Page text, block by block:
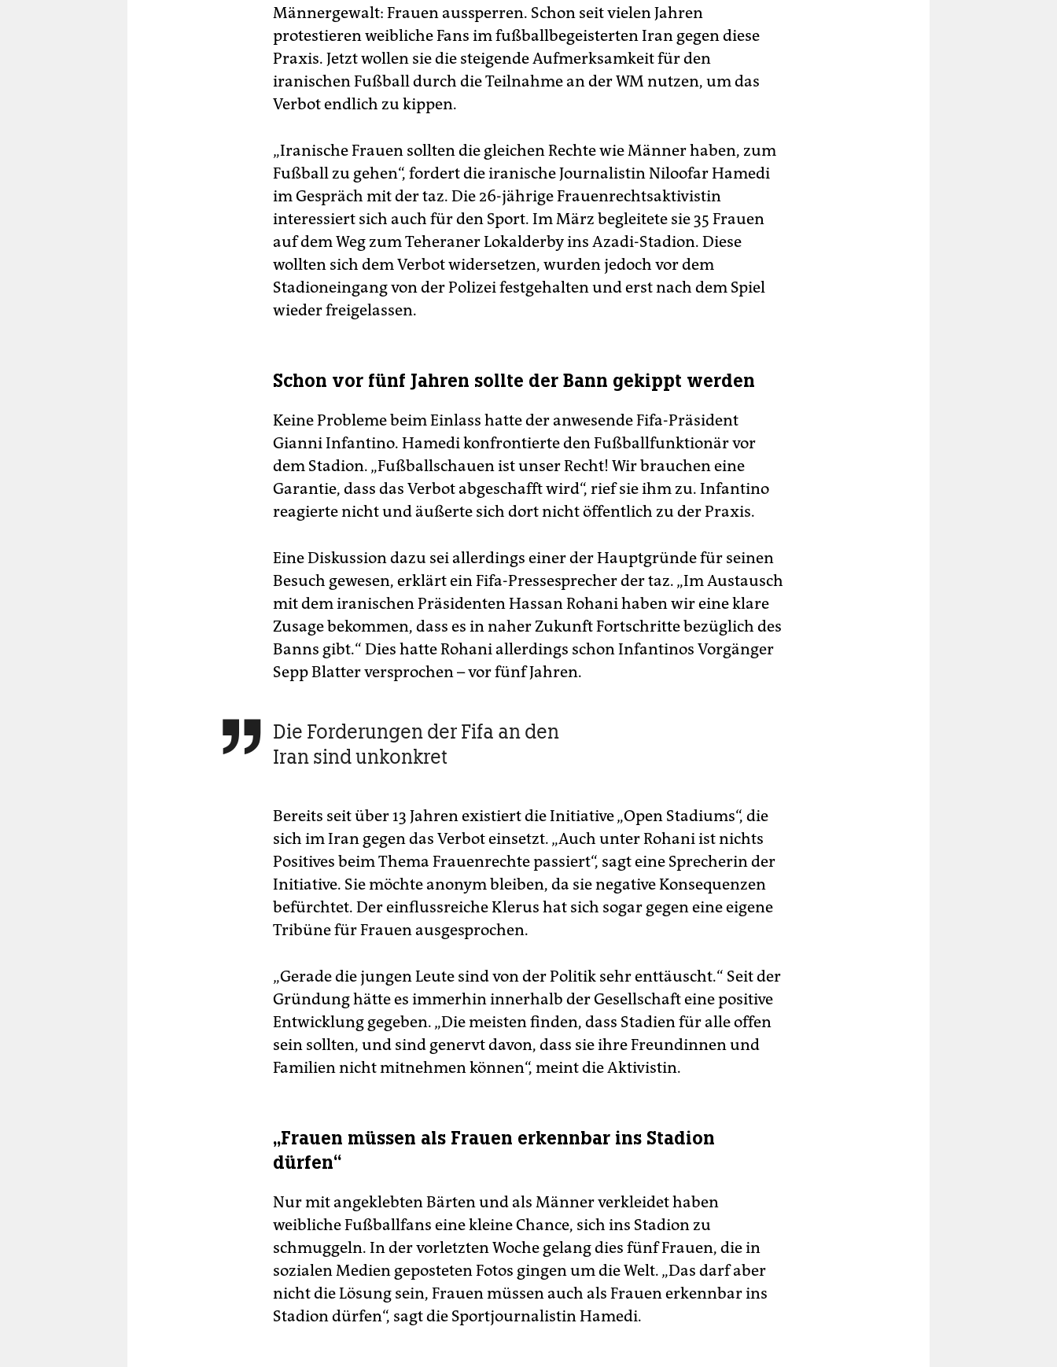
Männergewalt: Frauen aussperren. Schon seit vielen Jahren
protestieren weibliche Fans im fußballbegeisterten Iran gegen diese
Praxis. Jetzt wollen sie die steigende Aufmerksamkeit für den
iranischen Fußball durch die Teilnahme an der WM nutzen, um das
Verbot endlich zu kippen.
„Iranische Frauen sollten die gleichen Rechte wie Männer haben, zum
Fußball zu gehen“, fordert die iranische Journalistin Niloofar Hamedi
im Gespräch mit der taz. Die 26-jährige Frauenrechtsaktivistin
interessiert sich auch für den Sport. Im März begleitete sie 35 Frauen
auf dem Weg zum Teheraner Lokalderby ins Azadi-Stadion. Diese
wollten sich dem Verbot widersetzen, wurden jedoch vor dem
Stadioneingang von der Polizei festgehalten und erst nach dem Spiel
wieder freigelassen.
Schon vor fünf Jahren sollte der Bann gekippt werden
Keine Probleme beim Einlass hatte der anwesende Fifa-Präsident
Gianni Infantino. Hamedi konfrontierte den Fußballfunktionär vor
dem Stadion. „Fußballschauen ist unser Recht! Wir brauchen eine
Garantie, dass das Verbot abgeschafft wird“, rief sie ihm zu. Infantino
reagierte nicht und äußerte sich dort nicht öffentlich zu der Praxis.
Eine Diskussion dazu sei allerdings einer der Hauptgründe für seinen
Besuch gewesen, erklärt ein Fifa-Pressesprecher der taz. „Im Austausch
mit dem iranischen Präsidenten Hassan Rohani haben wir eine klare
Zusage bekommen, dass es in naher Zukunft Fortschritte bezüglich des
Banns gibt.“ Dies hatte Rohani allerdings schon Infantinos Vorgänger
Sepp Blatter versprochen – vor fünf Jahren.
 Die Forderungen der Fifa an den
Iran sind unkonkret
Bereits seit über 13 Jahren existiert die Initiative „Open Stadiums“, die
sich im Iran gegen das Verbot einsetzt. „Auch unter Rohani ist nichts
Positives beim Thema Frauenrechte passiert“, sagt eine Sprecherin der
Initiative. Sie möchte anonym bleiben, da sie negative Konsequenzen
befürchtet. Der einflussreiche Klerus hat sich sogar gegen eine eigene
Tribüne für Frauen ausgesprochen.
„Gerade die jungen Leute sind von der Politik sehr enttäuscht.“ Seit der
Gründung hätte es immerhin innerhalb der Gesellschaft eine positive
Entwicklung gegeben. „Die meisten finden, dass Stadien für alle offen
sein sollten, und sind genervt davon, dass sie ihre Freundinnen und
Familien nicht mitnehmen können“, meint die Aktivistin.
„Frauen müssen als Frauen erkennbar ins Stadion
dürfen“
Nur mit angeklebten Bärten und als Männer verkleidet haben
weibliche Fußballfans eine kleine Chance, sich ins Stadion zu
schmuggeln. In der vorletzten Woche gelang dies fünf Frauen, die in
sozialen Medien geposteten Fotos gingen um die Welt. „Das darf aber
nicht die Lösung sein, Frauen müssen auch als Frauen erkennbar ins
Stadion dürfen“, sagt die Sportjournalistin Hamedi.